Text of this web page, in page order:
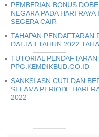
PEMBERIAN BONUS
NEGARA PADA HARI
SEGERA CAIR
TAHAPAN PENDAFTARAN
DALJAB TAHUN 2022
TUTORIAL
PPG.KEMDIKBUD.GO.ID
SANKSI ASN CUTI DAN
SELAMA PERIODE HARI
2022